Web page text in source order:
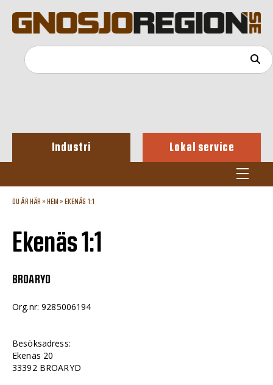
Industri Lokal service
DU ÄR HÄR » HEM » EKENÄS 1:1
Ekenäs 1:1
BROARYD
Org.nr: 9285006194
Besöksadress:
Ekenäs 20
33392 BROARYD